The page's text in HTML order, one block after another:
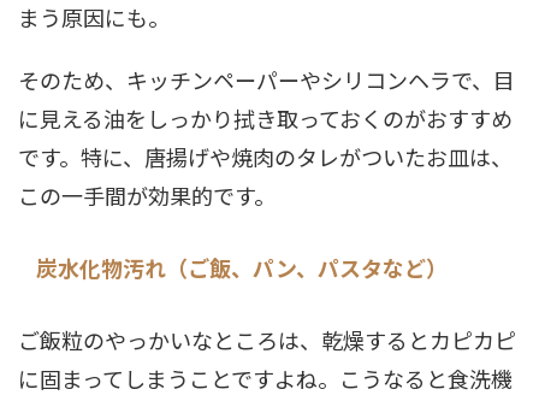
まう原因にも。
そのため、キッチンペーパーやシリコンヘラで、目
に見える油をしっかり拭き取っておくのがおすすめ
です。特に、唐揚げや焼肉のタレがついたお皿は、
この一手間が効果的です。
炭水化物汚れ（ご飯、パン、パスタなど）
ご飯粒のやっかいなところは、乾燥するとカピカピ
に固まってしまうことですよね。こうなると食洗機